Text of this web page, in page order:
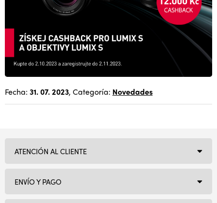
Fecha: 31. 07. 2023, Categoría: Novedades
ATENCIÓN AL CLIENTE
ENVÍO Y PAGO